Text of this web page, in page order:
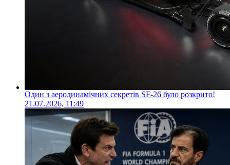
Один з аеродинамічних секретів SF-26 було розкрито!
21.07.2026, 11:49